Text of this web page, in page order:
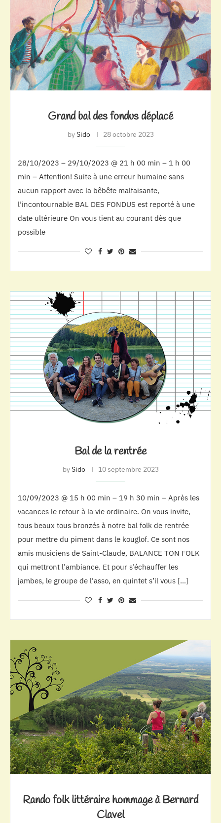
Grand bal des fondus déplacé
bySido 28 octobre 2023
28/10/2023 – 29/10/2023 @ 21 h 00 min – 1 h 00
min – Attention! Suite à une erreur humaine sans
aucun rapport avec la bêbête malfaisante,
l’incontournable BAL DES FONDUS est reporté à une
date ultérieure On vous tient au courant dès que
possible
Bal de la rentrée
bySido 10 septembre 2023
10/09/2023 @ 15 h 00 min – 19 h 30 min – Après les
vacances le retour à la vie ordinaire. On vous invite,
tous beaux tous bronzés à notre bal folk de rentrée
pour mettre du piment dans le kouglof. Ce sont nos
amis musiciens de Saint-Claude, BALANCE TON FOLK
qui mettront l’ambiance. Et pour s’échauffer les
jambes, le groupe de l’asso, en quintet s’il vous […]
Rando folk littéraire hommage à Bernard
Clavel